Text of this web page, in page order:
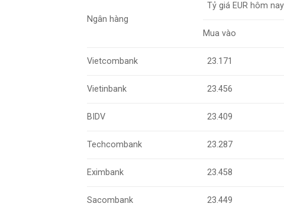
Ngân hàng
Tỷ giá EUR hôm nay
Mua vào
Vietcombank 23.171
Vietinbank 23.456
BIDV 23.409
Techcombank 23.287
Eximbank 23.458
Sacombank 23.449